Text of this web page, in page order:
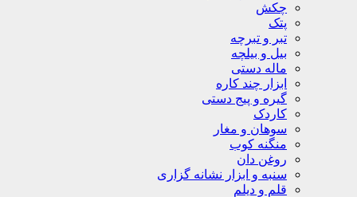
چکش
پتک
تبر و تبرچه
بیل و بیلچه
ماله دستی
ابزار چند کاره
گیره و پیج دستی
کاردک
سوهان و مغار
منگنه کوب
روغن دان
سنبه و ابزار نشانه گزاری
قلم و دیلم